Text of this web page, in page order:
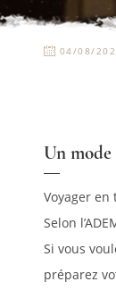
04/08/
Un
Voyager
Selon
Si vous
préparez